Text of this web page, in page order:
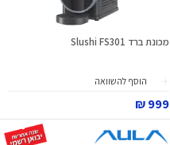
מכונת ברד Slushi FS301
הוסף להשוואה
999 ₪